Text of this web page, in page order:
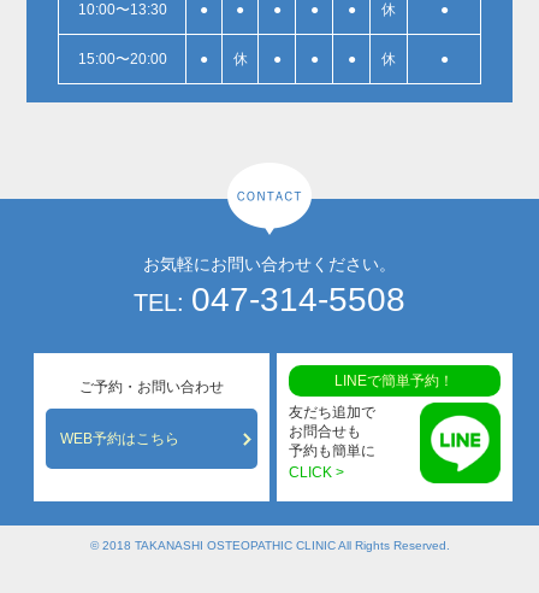
10:00〜13:30 ● ● ● ● ● 休 ●
15:00〜20:00 ● 休 ● ● ● 休 ●
お気軽にお問い合わせください。
TEL: 047-314-5508
ご予約・お問い合わせ
WEB予約はこちら
LINEで簡単予約！
友だち追加で
お問合せも
予約も簡単に
CLICK >
© 2018 TAKANASHI OSTEOPATHIC CLINIC All Rights Reserved.